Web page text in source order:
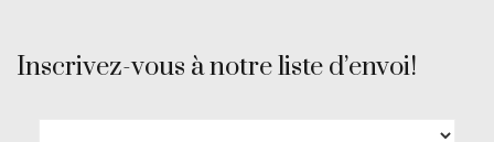
Inscrivez-vous à notre liste d’envoi!